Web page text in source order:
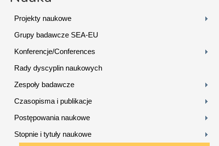
Projekty naukowe
Grupy badawcze SEA-EU
Konferencje/Conferences
Rady dyscyplin naukowych
Zespoły badawcze
Czasopisma i publikacje
Postępowania naukowe
Stopnie i tytuły naukowe